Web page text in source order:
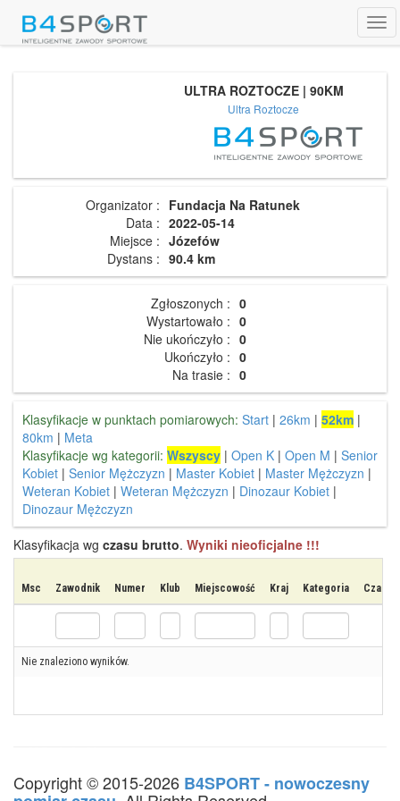
ULTRA ROZTOCZE | 90KM
Ultra Roztocze
Organizator : Fundacja Na Ratunek
Data : 2022-05-14
Miejsce : Józefów
Dystans : 90.4 km
Zgłoszonych : 0
Wystartowało : 0
Nie ukończyło : 0
Ukończyło : 0
Na trasie : 0
Klasyfikacje w punktach pomiarowych: Start | 26km | 52km |
80km | Meta
Klasyfikacje wg kategorii: Wszyscy | Open K | Open M | Senior
Kobiet | Senior Mężczyzn | Master Kobiet | Master Mężczyzn |
Weteran Kobiet | Weteran Mężczyzn | Dinozaur Kobiet |
Dinozaur Mężczyzn
Klasyfikacja wg czasu brutto. Wyniki nieoficjalne !!!
Msc Zawodnik Numer Klub Miejscowość Kraj Kategoria Czas
Nie znaleziono wyników.
Copyright © 2015-2026 B4SPORT - nowoczesny